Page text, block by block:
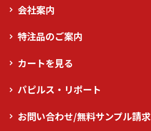
会社案内
特注品のご案内
カートを見る
パピルス・リポート
お問い合わせ/無料サンプル請求